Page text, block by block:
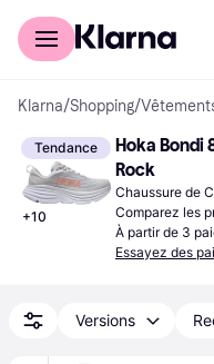
Acheter avec Klarna
Klarna/Shopping/
Tendance
+10
Hoka Bondi
Rock
Chaussure de
Comparez les
À partir de 3
Essayez des
Versions